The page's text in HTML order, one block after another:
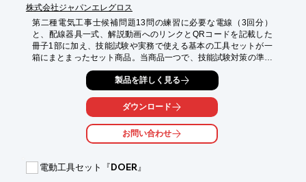
株式会社ジャパンエレグロス
第二種電気工事士候補問題13問の練習に必要な電線（3回分）
と、配線器具一式、解説動画へのリンクとQRコードを記載した
冊子1部に加え、技能試験や実務で使える基本の工具セットが一
箱にまとまったセット商品。当商品一つで、技能試験対策の準備
がすぐに整います。
当セット商品なら第二種電気工事士技能試験に必要なケーブルや
配線器具、基本の工具セット、動画解説視聴用の冊子、最新版の
技能試験用のテキストが一度に入手できます。
「工具を持っていない、どんな材料を買えば良いか分からない」
という受験者様には非常におすすめの商品でございます。電材や
す。
製品を詳しく見る
ダウンロード
お問い合わせ
電動工具セット『DOER』